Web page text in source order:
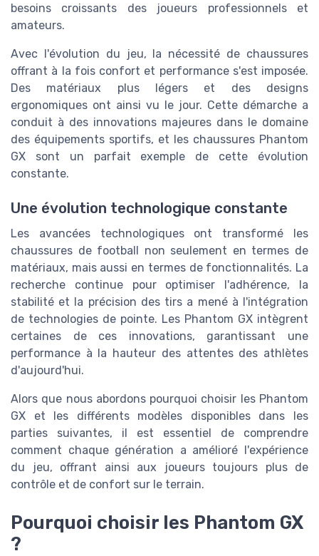
besoins croissants des joueurs professionnels et
amateurs.
Avec l'évolution du jeu, la nécessité de chaussures
offrant à la fois confort et performance s'est imposée.
Des matériaux plus légers et des designs
ergonomiques ont ainsi vu le jour. Cette démarche a
conduit à des innovations majeures dans le domaine
des équipements sportifs, et les chaussures Phantom
GX sont un parfait exemple de cette évolution
constante.
Une évolution technologique constante
Les avancées technologiques ont transformé les
chaussures de football non seulement en termes de
matériaux, mais aussi en termes de fonctionnalités. La
recherche continue pour optimiser l'adhérence, la
stabilité et la précision des tirs a mené à l'intégration
de technologies de pointe. Les Phantom GX intègrent
certaines de ces innovations, garantissant une
performance à la hauteur des attentes des athlètes
d'aujourd'hui.
Alors que nous abordons pourquoi choisir les Phantom
GX et les différents modèles disponibles dans les
parties suivantes, il est essentiel de comprendre
comment chaque génération a amélioré l'expérience
du jeu, offrant ainsi aux joueurs toujours plus de
contrôle et de confort sur le terrain.
Pourquoi choisir les Phantom GX
?